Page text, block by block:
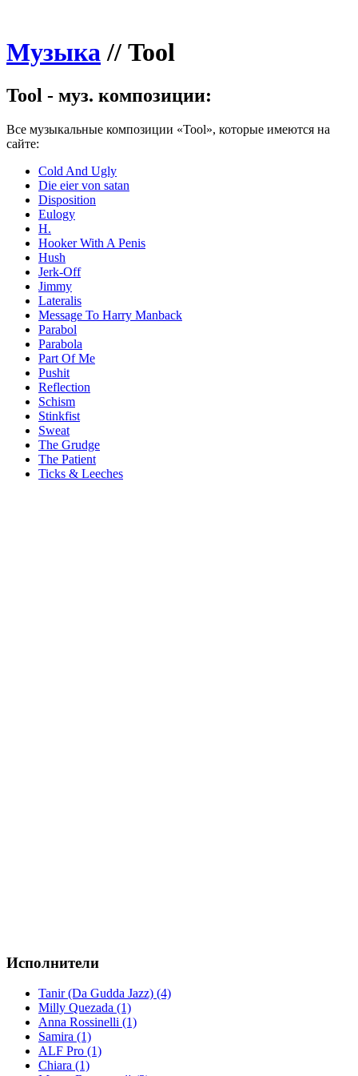
Музыка// Tool
Tool - муз. композиции:
Все музыкальные композиции «Tool», которые имеются на
сайте:
Cold And Ugly
Die eier von satan
Disposition
Eulogy
H.
Hooker With A Penis
Hush
Jerk-Off
Jimmy
Lateralis
Message To Harry Manback
Parabol
Parabola
Part Of Me
Pushit
Reflection
Schism
Stinkfist
Sweat
The Grudge
The Patient
Ticks & Leeches
Исполнители
Tanir (Da Gudda Jazz) (4)
Milly Quezada (1)
Anna Rossinelli (1)
Samira (1)
ALF Pro (1)
Chiara (1)